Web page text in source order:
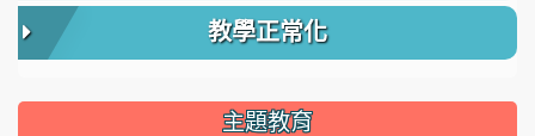
教學正常化
主題教育